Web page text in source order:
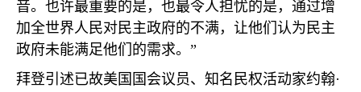
音。也许最重要的是，也最令人担忧的是，通过增
加全世界人民对民主政府的不满，让他们认为民主
政府未能满足他们的需求。”
拜登引述已故美国国会议员、知名民权活动家约翰·